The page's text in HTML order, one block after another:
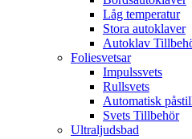
Låg temperatur
Stora autoklaver
Autoklav
Foliesvetsar
Impulssvets
Rullsvets
Automatisk
Svets Tillbehör
Ultraljudsbad